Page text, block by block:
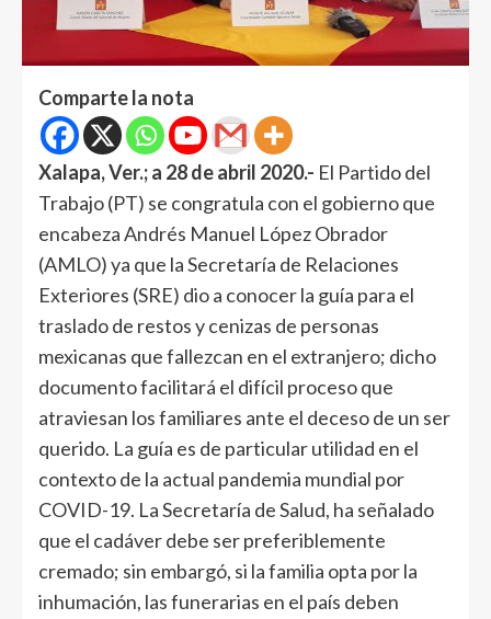
Comparte la nota
Xalapa, Ver.; a 28 de abril 2020.- El Partido del
Trabajo (PT) se congratula con el gobierno que
encabeza Andrés Manuel López Obrador
(AMLO) ya que la Secretaría de Relaciones
Exteriores (SRE) dio a conocer la guía para el
traslado de restos y cenizas de personas
mexicanas que fallezcan en el extranjero; dicho
documento facilitará el difícil proceso que
atraviesan los familiares ante el deceso de un ser
querido. La guía es de particular utilidad en el
contexto de la actual pandemia mundial por
COVID-19. La Secretaría de Salud, ha señalado
que el cadáver debe ser preferiblemente
cremado; sin embargó, si la familia opta por la
inhumación, las funerarias en el país deben